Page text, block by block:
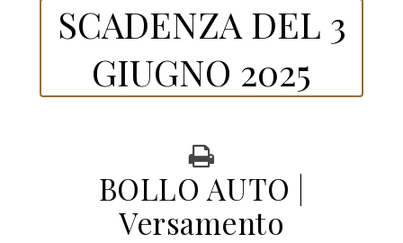
SCADENZA DEL 3
GIUGNO 2025
BOLLO AUTO |
Versamento